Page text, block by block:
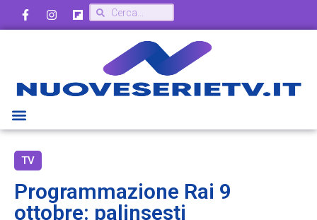
TV
Programmazione Rai 9
ottobre: palinsesti